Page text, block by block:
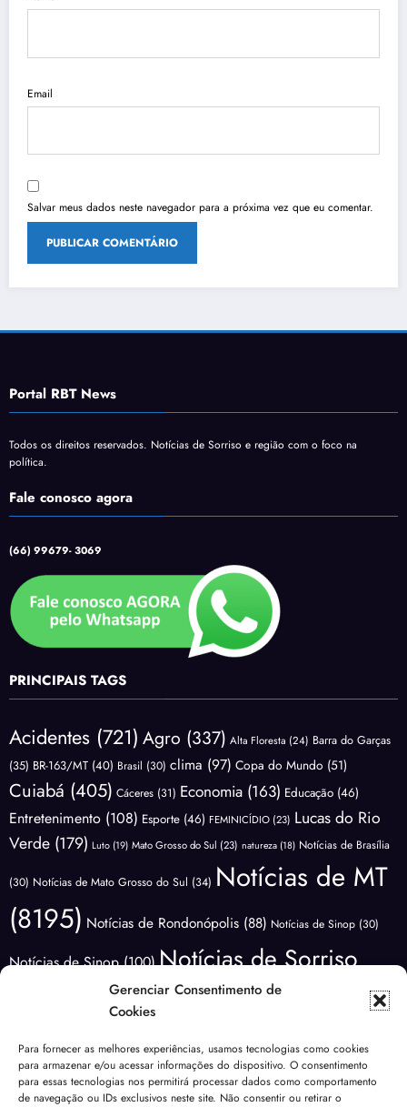
Gerenciar Consentimento de
Cookies
Para fornecer as melhores experiências, usamos tecnologias como cookies
para armazenar e/ou acessar informações do dispositivo. O consentimento
para essas tecnologias nos permitirá processar dados como comportamento
de navegação ou IDs exclusivos neste site. Não consentir ou retirar o
Email
Salvar meus dados neste navegador para a próxima vez que eu comentar.
Portal RBT News
Todos os direitos reservados. Notícias de Sorriso e região com o foco na
política.
Fale conosco agora
(66) 99679- 3069
PRINCIPAIS TAGS
Acidentes (721) Agro (337) Alta Floresta (24) Barra do Garças
(35) BR-163/MT (40) Brasil (30) clima (97) Copa do Mundo (51)
Cuiabá (405) Cáceres (31) Economia (163) Educação (46)
Entretenimento (108) Esporte (46) FEMINICÍDIO (23) Lucas do Rio
Verde (179) Luto (19) Mato Grosso do Sul (23) natureza (18) Notícias de Brasília
(30) Notícias de Mato Grosso do Sul (34) Notícias de MT
(8195) Notícias de Rondonópolis (88) Notícias de Sinop (30)
Notícias de Sinop(100)Notícias de Sorriso
Notícias de Várzea Grande(65)Notícias do
Rio Verde(171) Nova Mutum(68) NOVA UBIRATÃ(29) Polícia